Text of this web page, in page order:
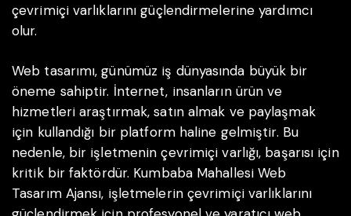
çevrimiçi varlıklarını güçlendirmelerine yardımcı
olur.
Web tasarımı, günümüz iş dünyasında büyük bir
öneme sahiptir. İnternet, insanların ürün ve
hizmetleri araştırmak, satın almak ve paylaşmak
için kullandığı bir platform haline gelmiştir. Bu
nedenle, bir işletmenin çevrimiçi varlığı, başarısı için
kritik bir faktördür. Kumbaba Mahallesi Web
Tasarım Ajansı, işletmelerin çevrimiçi varlıklarını